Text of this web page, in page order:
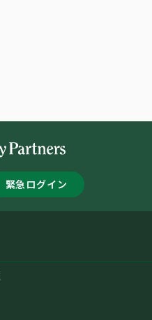
緊急ログイン